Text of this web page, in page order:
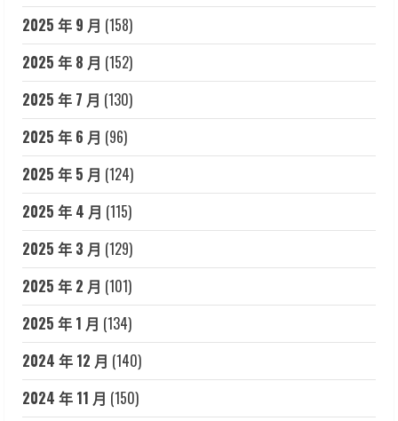
2025 年 9 月 (158)
2025 年 8 月 (152)
2025 年 7 月 (130)
2025 年 6 月 (96)
2025 年 5 月 (124)
2025 年 4 月 (115)
2025 年 3 月 (129)
2025 年 2 月 (101)
2025 年 1 月 (134)
2024 年 12 月 (140)
2024 年 11 月 (150)